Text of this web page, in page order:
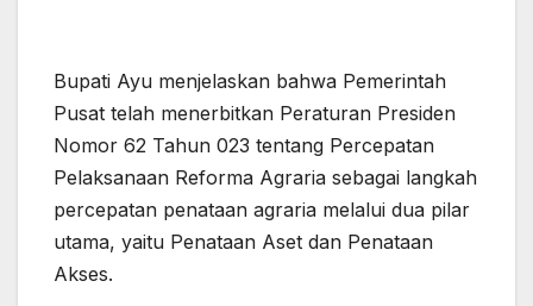
Bupati Ayu menjelaskan bahwa Pemerintah
Pusat telah menerbitkan Peraturan Presiden
Nomor 62 Tahun 023 tentang Percepatan
Pelaksanaan Reforma Agraria sebagai langkah
percepatan penataan agraria melalui dua pilar
utama, yaitu Penataan Aset dan Penataan
Akses.